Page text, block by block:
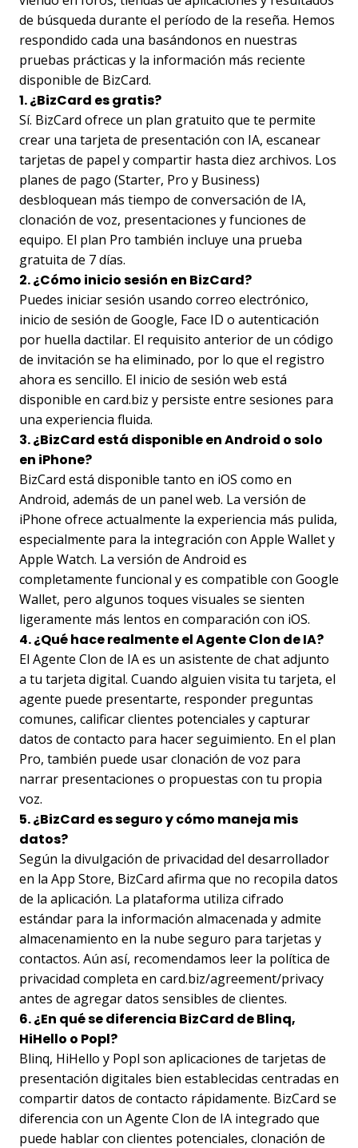
de búsqueda durante el período de la reseña. Hemos
respondido cada una basándonos en nuestras
pruebas prácticas y la información más reciente
disponible de BizCard.
1. ¿BizCard es gratis?
Sí. BizCard ofrece un plan gratuito que te permite
crear una tarjeta de presentación con IA, escanear
tarjetas de papel y compartir hasta diez archivos. Los
planes de pago (Starter, Pro y Business)
desbloquean más tiempo de conversación de IA,
clonación de voz, presentaciones y funciones de
equipo. El plan Pro también incluye una prueba
gratuita de 7 días.
2. ¿Cómo inicio sesión en BizCard?
Puedes iniciar sesión usando correo electrónico,
inicio de sesión de Google, Face ID o autenticación
por huella dactilar. El requisito anterior de un código
de invitación se ha eliminado, por lo que el registro
ahora es sencillo. El inicio de sesión web está
disponible en card.biz y persiste entre sesiones para
una experiencia fluida.
3. ¿BizCard está disponible en Android o solo
en iPhone?
BizCard está disponible tanto en iOS como en
Android, además de un panel web. La versión de
iPhone ofrece actualmente la experiencia más pulida,
especialmente para la integración con Apple Wallet y
Apple Watch. La versión de Android es
completamente funcional y es compatible con Google
Wallet, pero algunos toques visuales se sienten
ligeramente más lentos en comparación con iOS.
4. ¿Qué hace realmente el Agente Clon de IA?
El Agente Clon de IA es un asistente de chat adjunto
a tu tarjeta digital. Cuando alguien visita tu tarjeta, el
agente puede presentarte, responder preguntas
comunes, calificar clientes potenciales y capturar
datos de contacto para hacer seguimiento. En el plan
Pro, también puede usar clonación de voz para
narrar presentaciones o propuestas con tu propia
voz.
5. ¿BizCard es seguro y cómo maneja mis
datos?
Según la divulgación de privacidad del desarrollador
en la App Store, BizCard afirma que no recopila datos
de la aplicación. La plataforma utiliza cifrado
estándar para la información almacenada y admite
almacenamiento en la nube seguro para tarjetas y
contactos. Aún así, recomendamos leer la política de
privacidad completa en card.biz/agreement/privacy
antes de agregar datos sensibles de clientes.
6. ¿En qué se diferencia BizCard de Blinq,
HiHello o Popl?
Blinq, HiHello y Popl son aplicaciones de tarjetas de
presentación digitales bien establecidas centradas en
compartir datos de contacto rápidamente. BizCard se
diferencia con un Agente Clon de IA integrado que
puede hablar con clientes potenciales, clonación de